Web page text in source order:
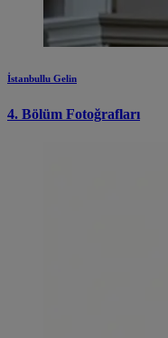
İstanbullu Gelin
4. Bölüm Fotoğrafları